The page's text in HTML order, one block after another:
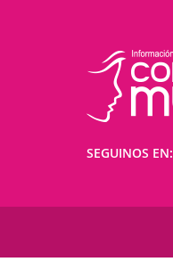
SEGUINOS EN: